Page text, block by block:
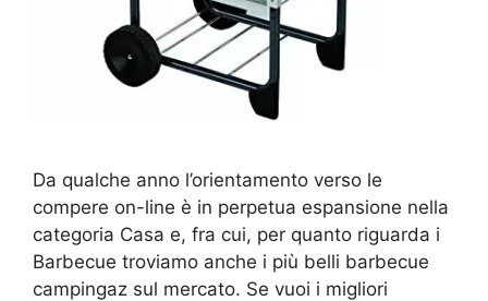
Da qualche anno l’orientamento verso le
compere on-line è in perpetua espansione nella
categoria Casa e, fra cui, per quanto riguarda i
Barbecue troviamo anche i più belli barbecue
campingaz sul mercato. Se vuoi i migliori